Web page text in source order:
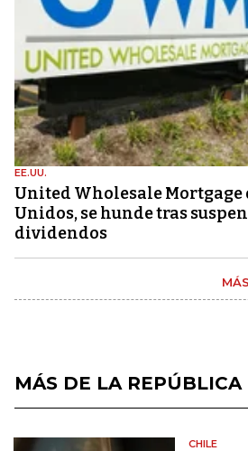
EE.UU.
United Wholesale Mortgage
Unidos, se hunde tras
dividendos
MÁS DE LA REPÚBLICA
CHILE